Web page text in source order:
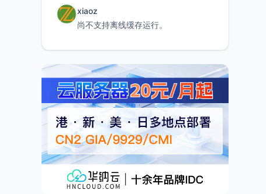
xiaoz
尚不支持离线缓存运行。